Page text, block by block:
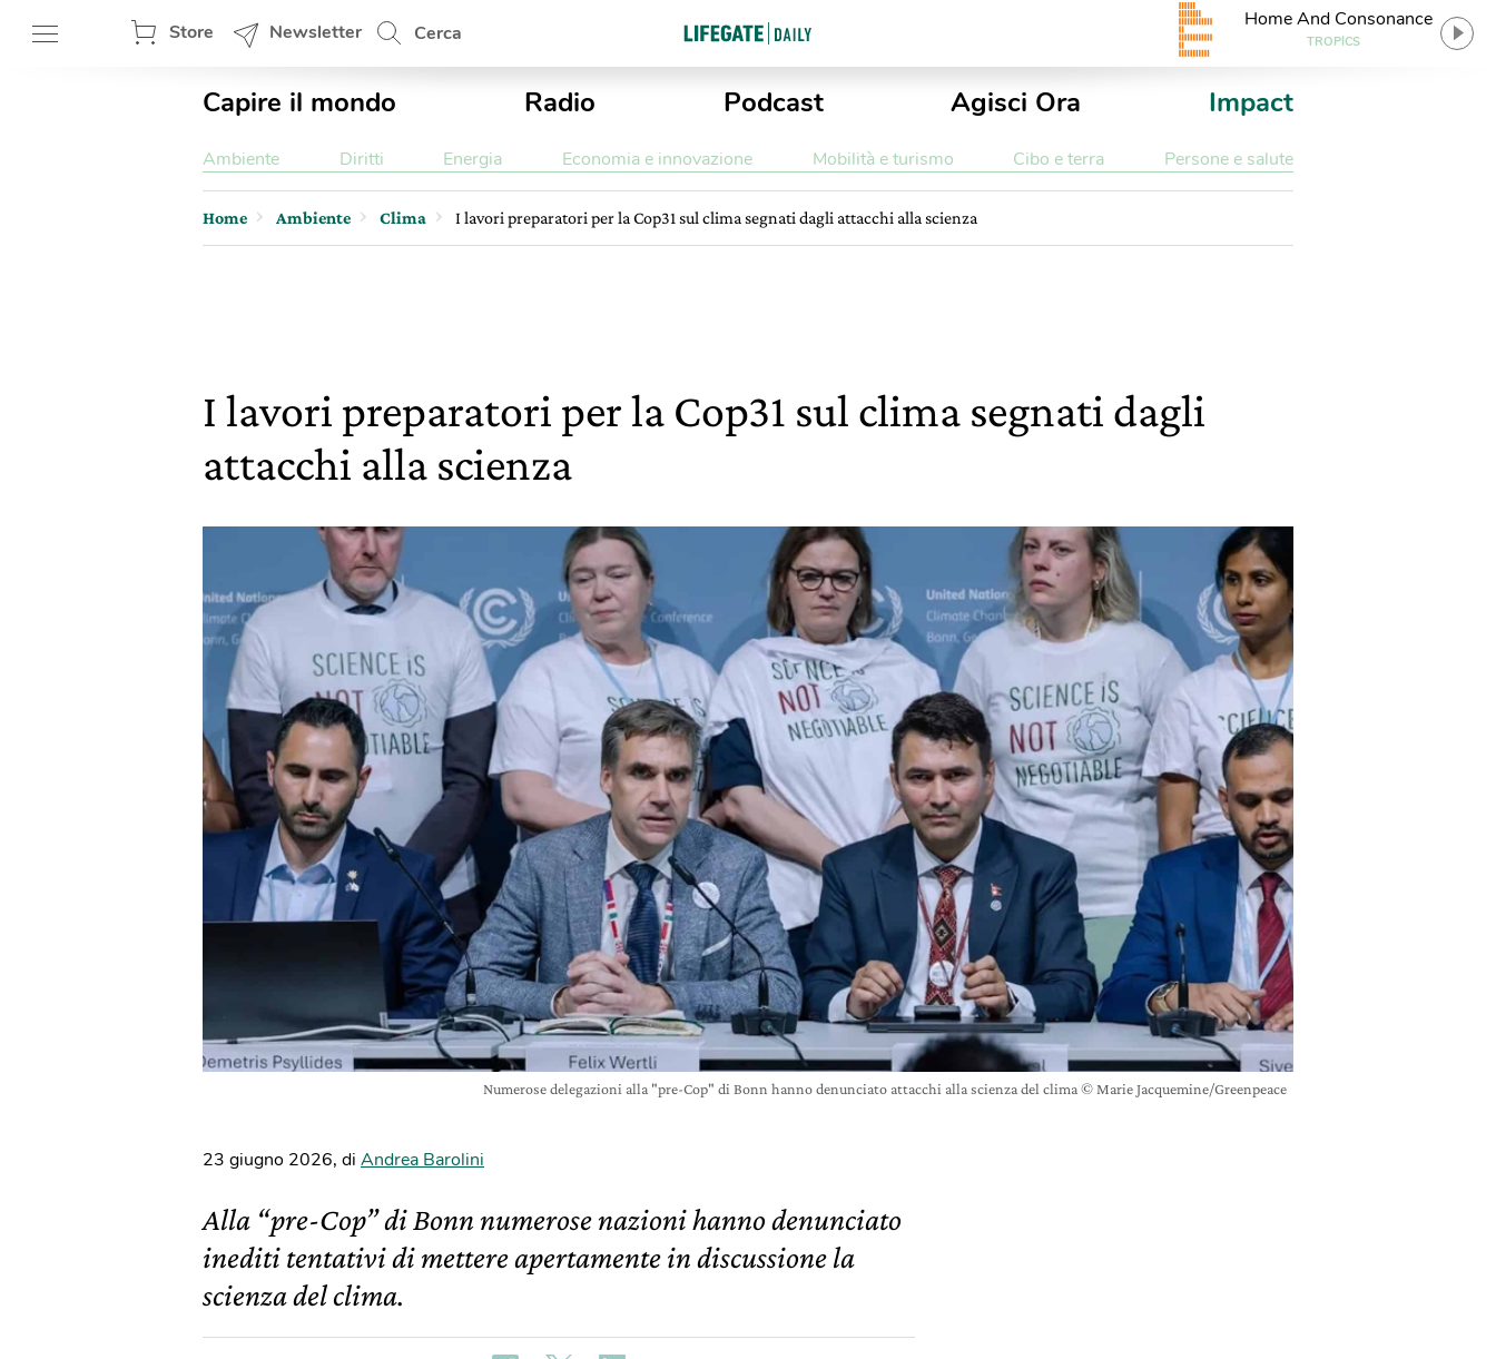
Store Newsletter Cerca
Home And Consonance
TROPICS
Capire il mondo Radio Podcast Agisci Ora Impact
Ambiente Diritti Energia Economia e innovazione Mobilità e turismo Cibo e terra Persone e salute
Home Ambiente Clima I lavori preparatori per la Cop31 sul clima segnati dagli attacchi alla scienza
I lavori preparatori per la Cop31 sul clima segnati dagli
attacchi alla scienza
Numerose delegazioni alla "pre-Cop" di Bonn hanno denunciato attacchi alla scienza del clima © Marie Jacquemine/Greenpeace
23 giugno 2026, di Andrea Barolini
Alla “pre-Cop” di Bonn numerose nazioni hanno denunciato
inediti tentativi di mettere apertamente in discussione la
scienza del clima.